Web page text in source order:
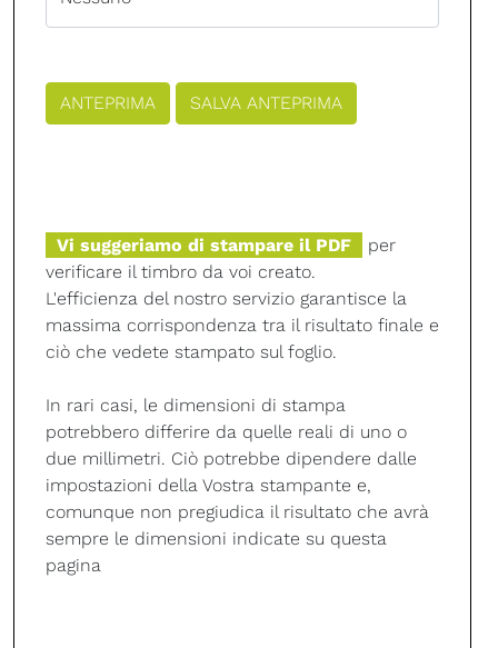
Vi suggeriamo di stampare il PDF
per
verificare il timbro da voi creato.
L'efficienza del nostro servizio garantisce la
massima corrispondenza tra il risultato finale e
ciò che vedete stampato sul foglio.
In rari casi, le dimensioni di stampa
potrebbero differire da quelle reali di uno o
due millimetri. Ciò potrebbe dipendere dalle
impostazioni della Vostra stampante e,
comunque non pregiudica il risultato che avrà
sempre le dimensioni indicate su questa
pagina